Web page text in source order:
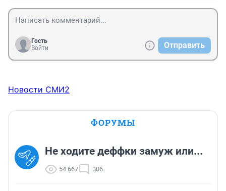
Гость
Войти
Отправить
Новости СМИ2
ФОРУМЫ
Не ходите деффки замуж или...
54 667 306